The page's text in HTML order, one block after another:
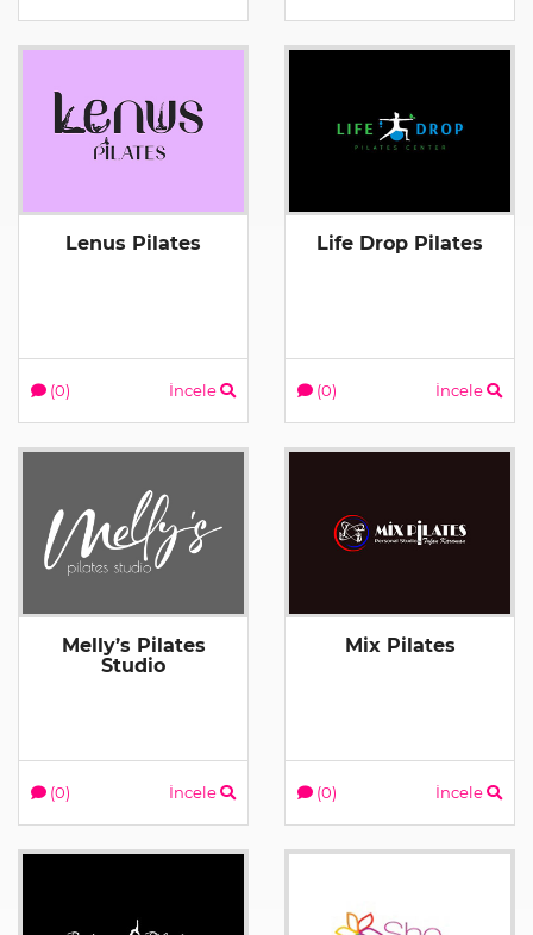
Lenus Pilates
(0) İncele
Life Drop Pilates
(0) İncele
Melly’s Pilates
Studio
(0) İncele
Mix Pilates
(0) İncele